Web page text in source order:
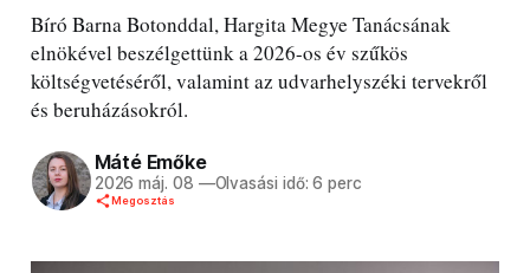
Bíró Barna Botonddal, Hargita Megye Tanácsának
elnökével beszélgettünk a 2026-os év szűkös
költségvetéséről, valamint az udvarhelyszéki tervekről
és beruházásokról.
Máté Emőke
2026 máj. 08 —Olvasási idő: 6 perc
Megosztás